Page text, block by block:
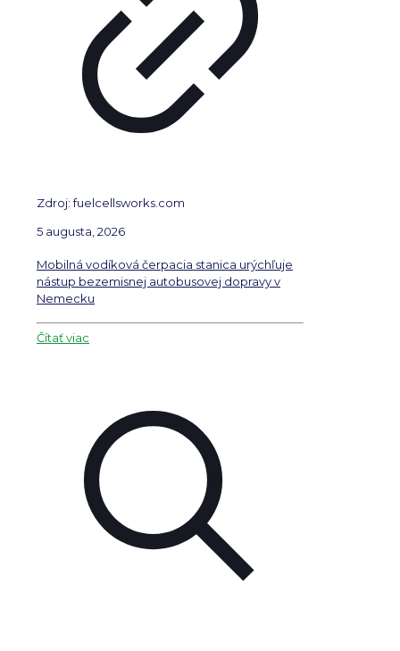
Zdroj: fuelcellsworks.com
5 augusta, 2026
Mobilná vodíková čerpacia stanica urýchľuje
nástup bezemisnej autobusovej dopravy v
Nemecku
Čítať viac